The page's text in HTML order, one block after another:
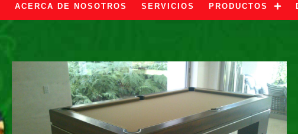
ACERCA DE NOSOTROS SERVICIOS PRODUCTOS